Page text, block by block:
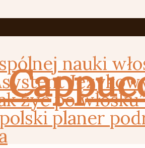
nauki
żyć po włosku”
planer